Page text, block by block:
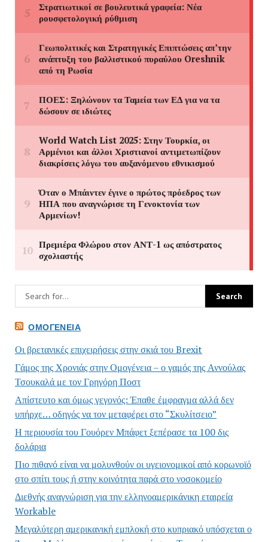
ΟΜΟΓΈΝΕΙΑ
Οι βρετανικές επιχειρήσεις στην σκιά του Brexit
Γάμος της Χρονιάς στην Ομογένεια – ο γαμός της Αννούλας
Τσουκαλά με τον Γρηγόρη Ποστ
Απίστευτο και όμως γεγονός: Έπαθε έμφραγμα αλλά δεν
υπήρχε… οδηγός να τον μεταφέρει στο “Σκυλίτσειο”
Η περιουσία του Γουόρεν Μπάφετ ξεπέρασε τα 100 δις
δολάρια
Πιο πιθανό είναι να μολυνθούν οι υγειονομικοί από κορωνοϊό
στο σπίτι τους ή στην κοινότητα παρά στο νοσοκομείο
Διεθνής αναγνώριση για την ελληνοαμερικάνικη εταιρεία
Workable
Μεγαλύτερη αμερικανική εμπλοκή στο κυπριακό υπόσχεται ο